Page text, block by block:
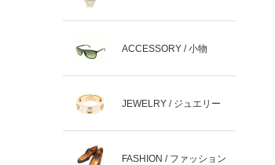
ACCESSORY / 小物
JEWELRY / ジュエリー
FASHION / ファッション